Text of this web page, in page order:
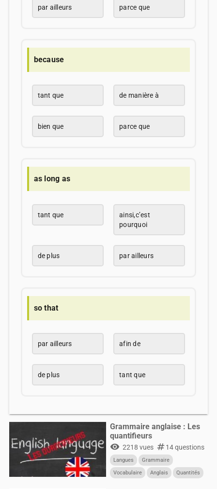
par ailleurs parce que
because
tant que de manière à
bien que parce que
as long as
tant que
ainsi,c’est
pourquoi
de plus par ailleurs
so that
par ailleurs afin de
de plus tant que
Grammaire anglaise : Les
quantifieurs
visibility 2218 vues numbers14 questions
Langues
Grammaire
Vocabulaire
Anglais
Quantités